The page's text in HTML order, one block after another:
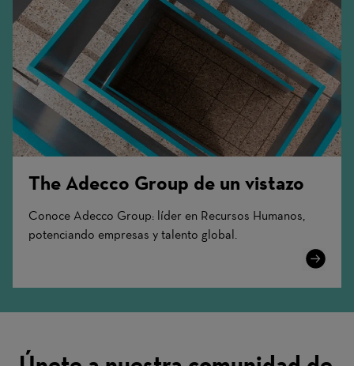
The Adecco Group de un vistazo
Conoce Adecco Group: líder en Recursos Humanos,
potenciando empresas y talento global.
Learn